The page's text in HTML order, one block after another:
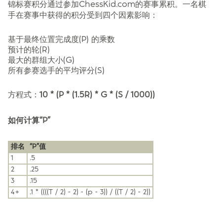
锦标赛积分通过参加ChessKid.com的赛事累积。一名棋
手在赛事中获得的积分受到四个因素影响：
基于最终位置完成度(P) 的乘数
预计的轮(R)
最大的群组大小(G)
所有参赛选手的平均评分(S)
方程式： 10 * (P * (1.5R) * G * (S / 1000))
如何计算“P”
排名
“P”值
1
.5
2
.25
3
.15
4+
.1 * ((((T / 2) - 2) - (p - 3)) / ((T / 2) - 2))